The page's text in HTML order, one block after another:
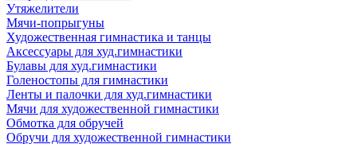
Утяжелители
Мячи-попрыгуны
Художественная гимнастика и танцы
Аксессуары для худ.гимнастики
Булавы для худ.гимнастики
Голеностопы для гимнастики
Ленты и палочки для худ.гимнастики
Мячи для художественной гимнастики
Обмотка для обручей
Обручи для художественной гимнастики